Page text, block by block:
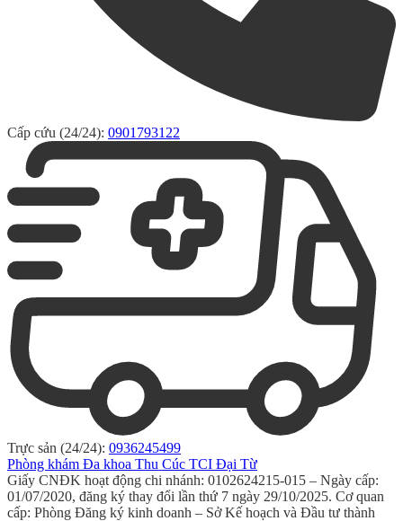
Cấp cứu (24/24): 0901793122
Trực sản (24/24): 0936245499
Phòng khám Đa khoa Thu Cúc TCI Đại Từ
Giấy CNĐK hoạt động chi nhánh: 0102624215-015 – Ngày cấp:
01/07/2020, đăng ký thay đổi lần thứ 7 ngày 29/10/2025. Cơ quan
cấp: Phòng Đăng ký kinh doanh – Sở Kế hoạch và Đầu tư thành